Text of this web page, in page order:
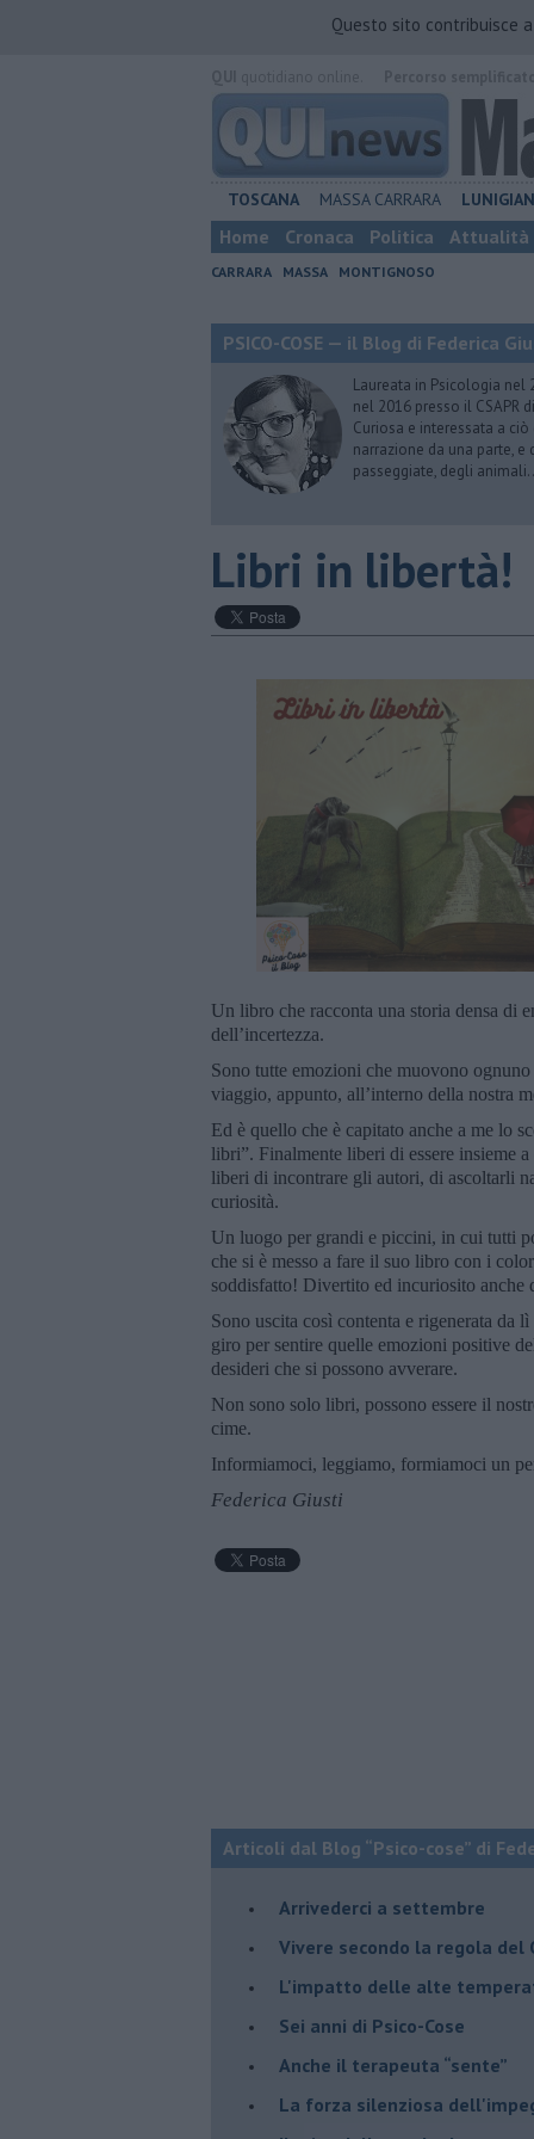
Questo sito contribuisce
TOSCANA MASSA CARRARA
Home Cronaca Politica Attualità
CARRARA MASSA MONTIGNOSO
PSICO-COSE — il Blog di Federica
Laureata in Psicologia nel
nel 2016 presso il CSAPR
Curiosa e interessata a
narrazione da una parte,
passeggiate, degli
​Libri in libertà!
Un libro che racconta una storia densa di
dell’incertezza.
Sono tutte emozioni che muovono
viaggio, appunto, all’interno della nostra
Ed è quello che è capitato anche a me lo
libri”. Finalmente liberi di essere insieme
liberi di incontrare gli autori, di ascoltarli
curiosità.
Un luogo per grandi e piccini, in cui tutti
che si è messo a fare il suo libro con i
soddisfatto! Divertito ed incuriosito anche
Sono uscita così contenta e rigenerata da
giro per sentire quelle emozioni positive
desideri che si possono avverare.
Non sono solo libri, possono essere il
cime.
Informiamoci, leggiamo, formiamoci un
Federica Giusti
Articoli dal Blog “Psico-cose” di
​Arrivederci a settembre
​Vivere secondo la regola del
​L'impatto delle alte
Sei anni di Psico-Cose
​Anche il terapeuta “sente”
​La forza silenziosa